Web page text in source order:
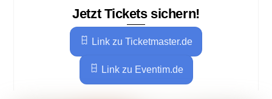
Jetzt Tickets sichern!
Link zu Ticketmaster.de
Link zu Eventim.de